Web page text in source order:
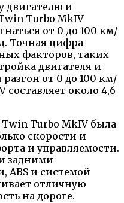
двигателю и
Turbo MkIV
от 0 до 100 км/
Точная цифра
факторов, таких
двигателя и
от 0 до 100 км/
составляет около 4,6
Turbo MkIV была
скорости и
и управляемости.
задними
ABS и системой
отличную
на дороге.